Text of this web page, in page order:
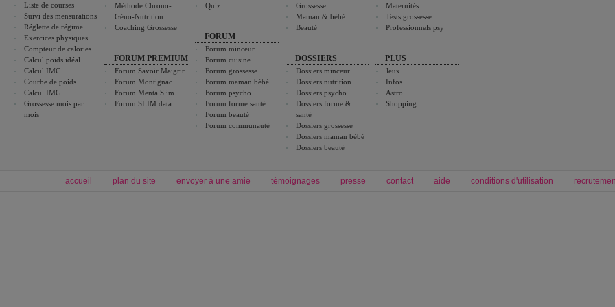
Liste de courses
Suivi des mensurations
Réglette de régime
Exercices physiques
Compteur de calories
Calcul poids idéal
Calcul IMC
Courbe de poids
Calcul IMG
Grossesse mois par
mois
Méthode Chrono-
Géno-Nutrition
Coaching Grossesse
FORUM PREMIUM
Forum Savoir Maigrir
Forum Montignac
Forum MentalSlim
Forum SLIM data
Quiz
FORUM
Forum minceur
Forum cuisine
Forum grossesse
Forum maman bébé
Forum psycho
Forum forme santé
Forum beauté
Forum communauté
Grossesse
Maman & bébé
Beauté
DOSSIERS
Dossiers minceur
Dossiers nutrition
Dossiers psycho
Dossiers forme &
santé
Dossiers grossesse
Dossiers maman bébé
Dossiers beauté
Maternités
Tests grossesse
Professionnels psy
PLUS
Jeux
Infos
Astro
Shopping
accueil plan du site envoyer à une amie témoignages presse contact aide conditions d'utilisation